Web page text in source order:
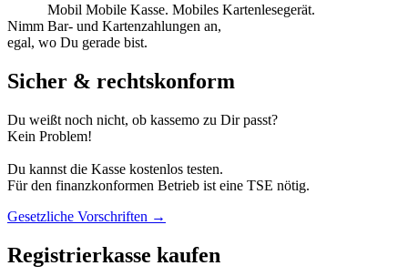
Mobil Mobile Kasse. Mobiles Kartenlesegerät.
Nimm Bar- und Kartenzahlungen an,
egal, wo Du gerade bist.
Sicher & rechtskonform
Du weißt noch nicht, ob kassemo zu Dir passt?
Kein Problem!
Du kannst die Kasse kostenlos testen.
Für den finanzkonformen Betrieb ist eine TSE nötig.
Gesetzliche Vorschriften →
Registrierkasse kaufen